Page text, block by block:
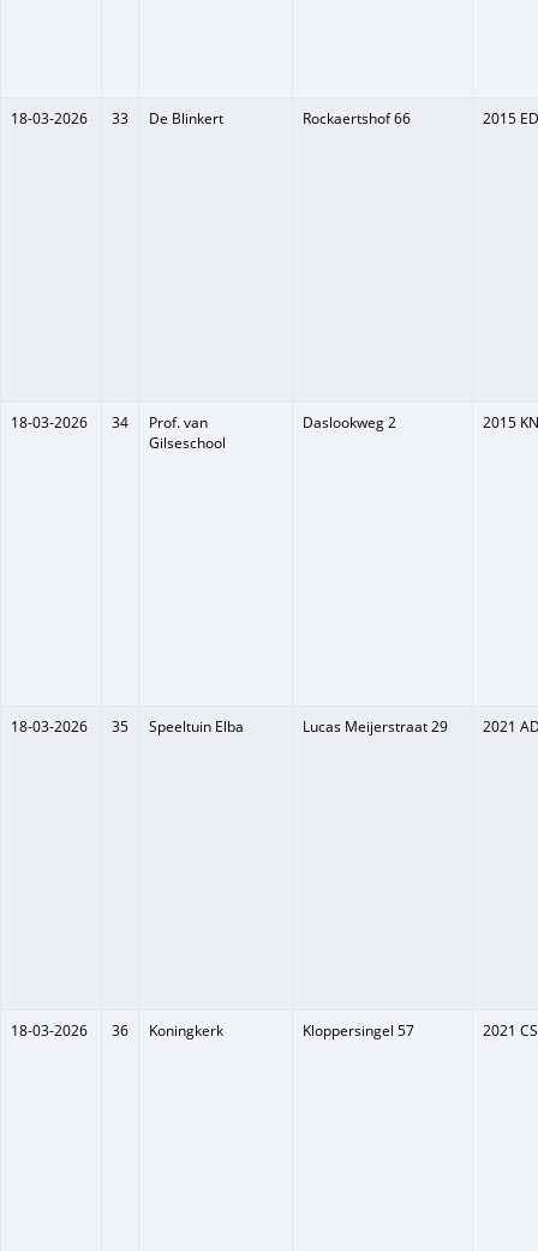
18-03-2026 33 De Blinkert Rockaertshof 66 2015 ED
18-03-2026 34
Prof. van
Gilseschool
Daslookweg 2 2015 KN
18-03-2026 35 Speeltuin Elba Lucas Meijerstraat 29 2021
18-03-2026 36 Koningkerk Kloppersingel 57 2021 CS